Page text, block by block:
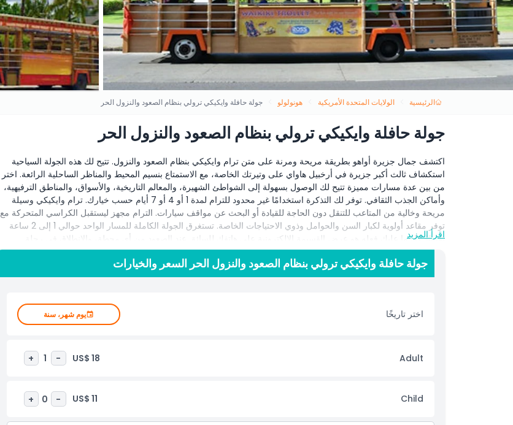
الرئيسية الولايات المتحدة الأمريكية هونولولو جولة حافلة وايكيكي ترولي بنظام الصعود والنزول الحر
جولة حافلة وايكيكي ترولي بنظام الصعود والنزول الحر
اكتشف جمال جزيرة أواهو بطريقة مريحة ومرنة على متن ترام وايكيكي بنظام الصعود والنزول. تتيح لك هذه الجولة السياحية
استكشاف ثالث أكبر جزيرة في أرخبيل هاواي على وتيرتك الخاصة، مع الاستمتاع بنسيم المحيط والمناظر الساحلية الرائعة. اختر
من بين عدة مسارات مميزة تتيح لك الوصول بسهولة إلى الشواطئ الشهيرة، والمعالم التاريخية، والأسواق، والمناطق الترفيهية،
وأماكن الجذب الثقافي. توفر لك التذكرة استخدامًا غير محدود للترام لمدة 1 أو 4 أو 7 أيام حسب خيارك. ترام وايكيكي وسيلة
مريحة وخالية من المتاعب للتنقل دون الحاجة للقيادة أو البحث عن مواقف سيارات. الترام مجهز ليستقبل الكراسي المتحركة مع
توفر مقاعد أولوية لكبار السن والحوامل وذوي الاحتياجات الخاصة. تستغرق الجولة الكاملة للمسار الواحد حوالي 1 إلى 2 ساعة
تقريبًا. كل ما عليك فعله هو عرض القسيمة الإلكترونية على هاتفك للسائق عند الصعود من أي محطة، والانطلاق في رحلة
استكشاف ممتعة عبر أواهو. سواء كنت تبحث عن الطبيعة أو التاريخ أو التسوق أو الترفيه، فإن ترام وايكيكي هو الخيار المثالي
لجولة مريحة وممتعة
اقرأ المزيد
جولة حافلة وايكيكي ترولي بنظام الصعود والنزول الحر السعر والخيارات
اختر تاريخًا يوم شهر، سنة
Adult
US$ 18
-
1
+
Child
US$ 11
-
0
+